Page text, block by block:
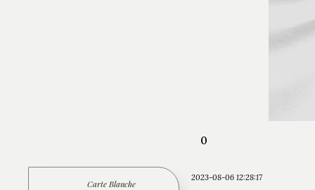
0
2023-08-06 12:28:17
Carte Blanche